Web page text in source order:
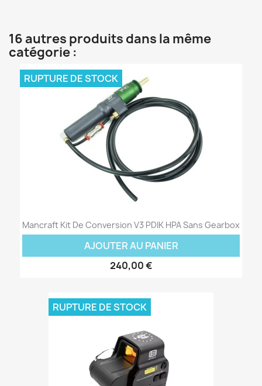
16 autres produits dans la même
catégorie :
Mancraft Kit De Conversion V3 PDIK HPA Sans Gearbox
AJOUTER AU PANIER
240,00 €
RUPTURE DE STOCK
RUPTURE DE STOCK